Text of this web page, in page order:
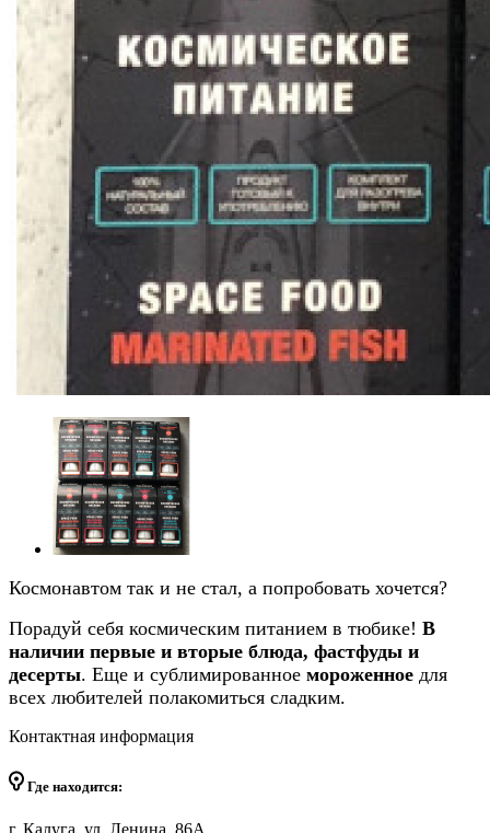
Космонавтом так и не стал, а попробовать хочется?
Порадуй себя космическим питанием в тюбике! В
наличии первые и вторые блюда, фастфуды и
десерты. Еще и сублимированное мороженное для
всех любителей полакомиться сладким.
Контактная информация
Где находится: